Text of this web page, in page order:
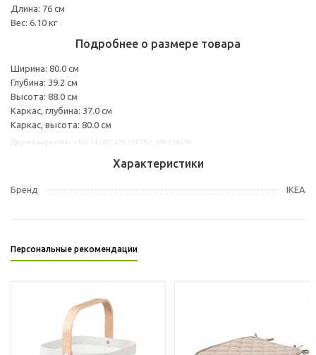
Длина: 76 см
Вес: 6.10 кг
Подробнее о размере товара
Ширина: 80.0 см
Глубина: 39.2 см
Высота: 88.0 см
Каркас, глубина: 37.0 см
Каркас, высота: 80.0 см
Характеристики
Бренд IKEA
Персональные рекомендации